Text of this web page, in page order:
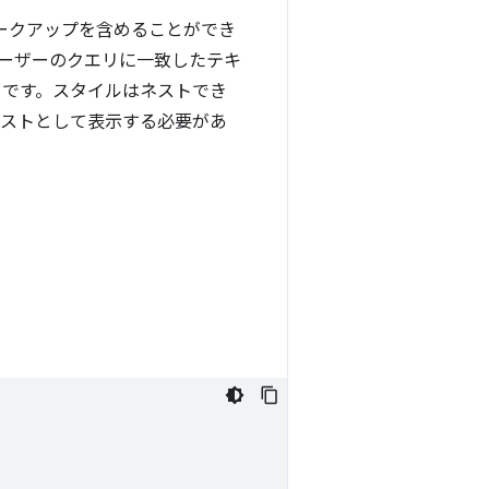
アップを含めることができ
ザーのクエリに一致したテキ
す。スタイルはネストでき
トとして表示する必要があ